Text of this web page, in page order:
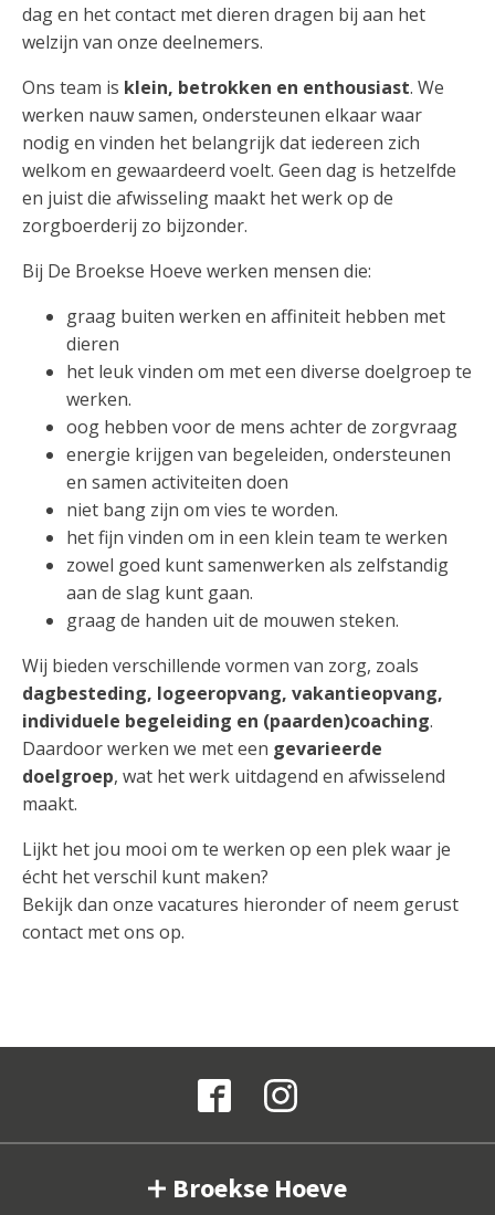
dag en het contact met dieren dragen bij aan het
welzijn van onze deelnemers.
Ons team is klein, betrokken en enthousiast. We
werken nauw samen, ondersteunen elkaar waar
nodig en vinden het belangrijk dat iedereen zich
welkom en gewaardeerd voelt. Geen dag is hetzelfde
en juist die afwisseling maakt het werk op de
zorgboerderij zo bijzonder.
Bij De Broekse Hoeve werken mensen die:
graag buiten werken en affiniteit hebben met
dieren
het leuk vinden om met een diverse doelgroep te
werken.
oog hebben voor de mens achter de zorgvraag
energie krijgen van begeleiden, ondersteunen
en samen activiteiten doen
niet bang zijn om vies te worden.
het fijn vinden om in een klein team te werken
zowel goed kunt samenwerken als zelfstandig
aan de slag kunt gaan.
graag de handen uit de mouwen steken.
Wij bieden verschillende vormen van zorg, zoals
dagbesteding, logeeropvang, vakantieopvang,
individuele begeleiding en (paarden)coaching.
Daardoor werken we met een gevarieerde
doelgroep, wat het werk uitdagend en afwisselend
maakt.
Lijkt het jou mooi om te werken op een plek waar je
écht het verschil kunt maken?
Bekijk dan onze vacatures hieronder of neem gerust
contact met ons op.
Broekse Hoeve